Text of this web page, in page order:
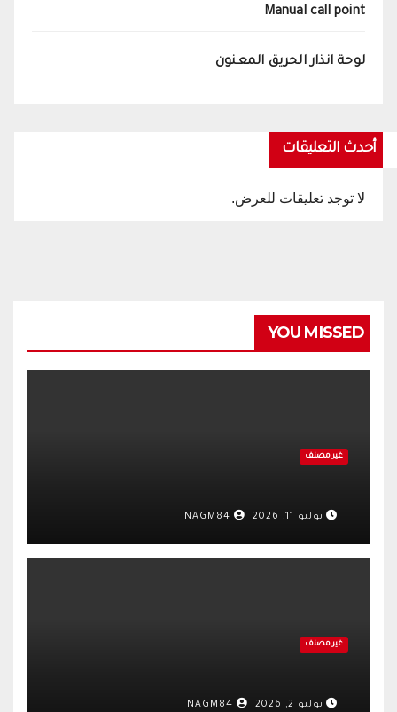
Manual call point
لوحة انذار الحريق المعنون
أحدث التعليقات
لا توجد تعليقات للعرض.
YOU MISSED
غير مصنف
يوليو 11, 2026
غير مصنف
يوليو 2, 2026